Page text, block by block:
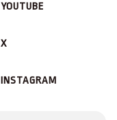
YOUTUBE
X
INSTAGRAM